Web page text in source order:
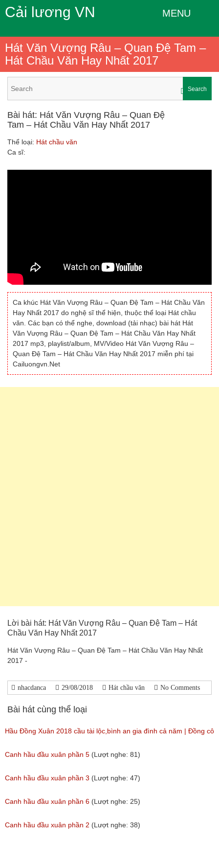
Cải lương VN MENU
Hát Văn Vượng Râu – Quan Đệ Tam –
Hát Chầu Văn Hay Nhất 2017
Search
Bài hát: Hát Văn Vượng Râu – Quan Đệ
Tam – Hát Chầu Văn Hay Nhất 2017
Thể loại: Hát chầu văn
Ca sĩ:
Ca khúc Hát Văn Vượng Râu – Quan Đệ Tam – Hát Chầu Văn
Hay Nhất 2017 do nghệ sĩ thể hiện, thuộc thể loại Hát chầu
văn. Các bạn có thể nghe, download (tải nhạc) bài hát Hát
Văn Vượng Râu – Quan Đệ Tam – Hát Chầu Văn Hay Nhất
2017 mp3, playlist/album, MV/Video Hát Văn Vượng Râu –
Quan Đệ Tam – Hát Chầu Văn Hay Nhất 2017 miễn phí tại
Cailuongvn.Net
Lời bài hát: Hát Văn Vượng Râu – Quan Đệ Tam – Hát
Chầu Văn Hay Nhất 2017
Hát Văn Vượng Râu – Quan Đệ Tam – Hát Chầu Văn Hay Nhất
2017 -
nhacdanca 29/08/2018 Hát chầu văn No Comments
Bài hát cùng thể loại
Hầu Đồng Xuân 2018 cầu tài lộc,bình an gia đình cả năm | Đồng cô
36 giá hát văn hầu đồng
(Lượt nghe: 184)
Canh hầu đầu xuân phần 5 (Lượt nghe: 81)
Canh hầu đầu xuân phần 3 (Lượt nghe: 47)
Canh hầu đầu xuân phần 6 (Lượt nghe: 25)
Canh hầu đầu xuân phần 2 (Lượt nghe: 38)